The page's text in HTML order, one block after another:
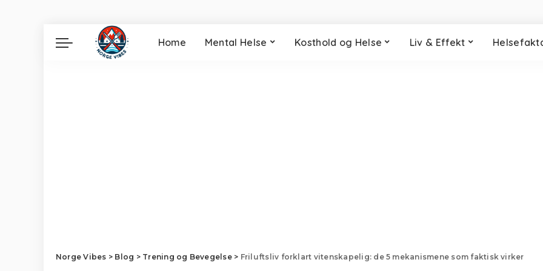
Home Mental Helse Kosthold og Helse Liv & Effekt
Norge Vibes > Blog > Trening og Bevegelse> Friluftsliv forklart vitenskapelig: de 5 mekanismene som faktisk virker